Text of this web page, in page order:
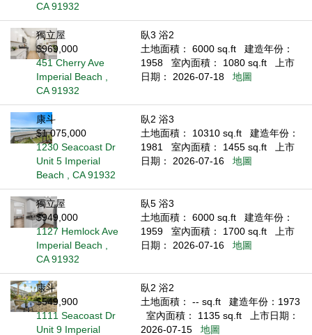
CA 91932
獨立屋
$969,000
451 Cherry Ave
Imperial Beach ,
CA 91932
臥3 浴2
土地面積： 6000 sq.ft
建造年份：
1958
室內面積： 1080 sq.ft
上市
日期： 2026-07-18
地圖
康斗
$1,075,000
1230 Seacoast Dr
Unit 5 Imperial
Beach , CA 91932
臥2 浴3
土地面積： 10310 sq.ft
建造年份：
1981
室內面積： 1455 sq.ft
上市
日期： 2026-07-16
地圖
獨立屋
$949,000
1127 Hemlock Ave
Imperial Beach ,
CA 91932
臥5 浴3
土地面積： 6000 sq.ft
建造年份：
1959
室內面積： 1700 sq.ft
上市
日期： 2026-07-16
地圖
康斗
$549,900
1111 Seacoast Dr
Unit 9 Imperial
臥2 浴2
土地面積： -- sq.ft
建造年份：1973
室內面積： 1135 sq.ft
上市日期：
2026-07-15
地圖